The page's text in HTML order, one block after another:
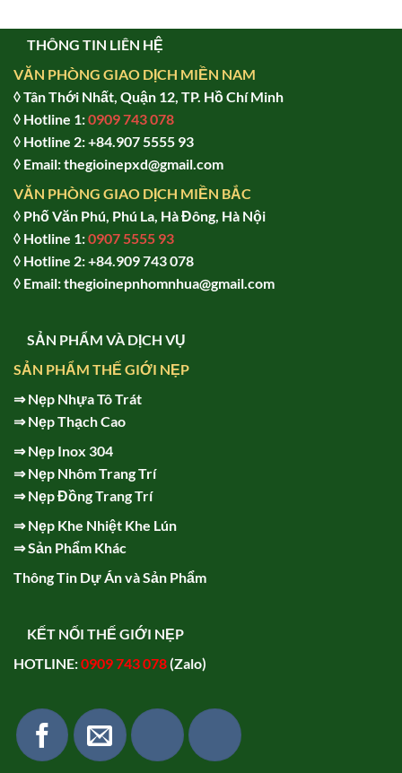
THÔNG TIN LIÊN HỆ
VĂN PHÒNG GIAO DỊCH MIỀN NAM
◊ Tân Thới Nhất, Quận 12, TP. Hồ Chí Minh
◊ Hotline 1:0909 743 078
◊ Hotline 2: +84.907 5555 93
◊ Email: thegioinepxd@gmail.com
VĂN PHÒNG GIAO DỊCH MIỀN BẮC
◊ Phố Văn Phú, Phú La, Hà Đông, Hà Nội
◊ Hotline 1:0907 5555 93
◊ Hotline 2:+84.909 743 078
◊ Email: thegioinepnhomnhua@gmail.com
SẢN PHẨM VÀ DỊCH VỤ
SẢN PHẨM THẾ GIỚI NẸP
⇒Nẹp Nhựa Tô Trát
⇒Nẹp Thạch Cao
⇒Nẹp Inox 304
⇒Nẹp Nhôm Trang Trí
⇒Nẹp Đồng Trang Trí
⇒Nẹp Khe Nhiệt Khe Lún
⇒Sản Phẩm Khác
Thông Tin Dự Án và Sản Phẩm
KẾT NỐI THẾ GIỚI NẸP
HOTLINE:0909 743 078(Zalo)